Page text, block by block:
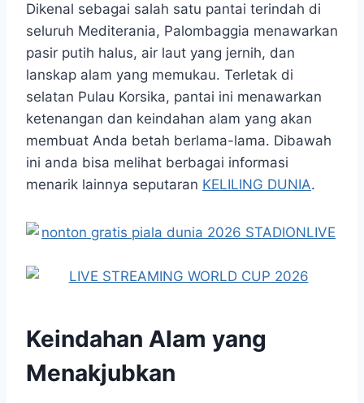
Dikenal sebagai salah satu pantai terindah di
seluruh Mediterania, Palombaggia menawarkan
pasir putih halus, air laut yang jernih, dan
lanskap alam yang memukau. Terletak di
selatan Pulau Korsika, pantai ini menawarkan
ketenangan dan keindahan alam yang akan
membuat Anda betah berlama-lama. Dibawah
ini anda bisa melihat berbagai informasi
menarik lainnya seputaran KELILING DUNIA.
Keindahan Alam yang
Menakjubkan